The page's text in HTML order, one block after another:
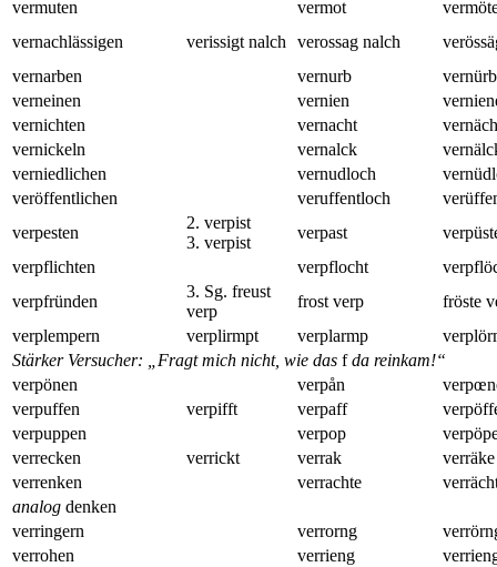
vermuten
vermot
vernachlässigen
verissigt nalch verossag nalch
vernarben
vernurb
verneinen
vernien
vernichten
vernacht
vernickeln
vernalck
verniedlichen
vernudloch
veröffentlichen
veruffentloch
verpesten
2. verpist
3. verpist
verpast
verpflichten
verpflocht
verpfründen
3. Sg. freust
verp
frost verp
fröste
verplempern
verplirmpt verplarmp
Stärker Versucher: „Fragt mich nicht, wie das fda reinkam!“
verpönen
verpån
verpuffen
verpifft verpaff
verpuppen
verpop
verrecken
verrickt verrak
verräke
verrenken
verrachte
analog denken
verringern
verrorng
verrohen
verrieng